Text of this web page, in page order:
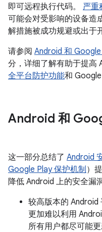
即可远程执行代码。 严重
可能会对受影响的设备造
解措施被成功规避或出于
请参阅 Android 和
分，详细了解有助于提高
全平台防护功能和 Google
Android 和
这一部分总结了 Android
Google Play 保护机制 ）
降低 Android 上的安全漏
较高版本的 Android
更加难以利用
所有用户都尽可能更